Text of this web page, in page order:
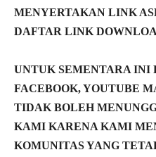
MENYERTAKAN LINK
DAFTAR LINK
UNTUK SEMENTARA INI
FACEBOOK, YOUTUBE
TIDAK BOLEH
KAMI KARENA KAMI
KOMUNITAS YANG